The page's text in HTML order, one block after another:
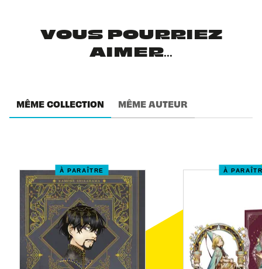
VOUS POURRIEZ
AIMER...
MÊME COLLECTION MÊME AUTEUR
À PARAÎTRE À